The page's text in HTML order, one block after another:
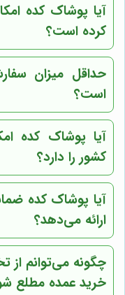
آیا پوشاک کده
کرده است؟
حداقل میزان
است؟
آیا پوشاک کده
کشور را دارد؟
آیا پوشاک کده
ارائه می‌دهد؟
چگونه می‌توانم از
خرید عمده مطلع